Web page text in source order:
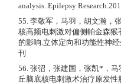
analysis..Epilepsy
55. 李敬军，马羽，胡文瀚，
核高频电刺激对偏侧帕金森
的影响.立体定向和功能性神
刊
56. 张弨，张建国，张凯*，
丘脑底核电刺激术治疗原发